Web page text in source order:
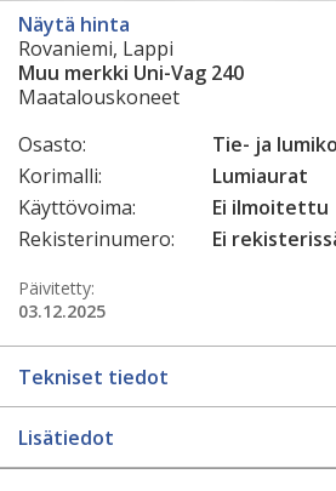
Näytä hinta
Rovaniemi, Lappi
Muu merkki Uni-Vag 240
Maatalouskoneet
Osasto:
Tie- ja
Korimalli:
Lumiaurat
Käyttövoima:
Ei ilmoitettu
Rekisterinumero:
Ei
Päivitetty:
03.12.2025
Tekniset tiedot
Lisätiedot